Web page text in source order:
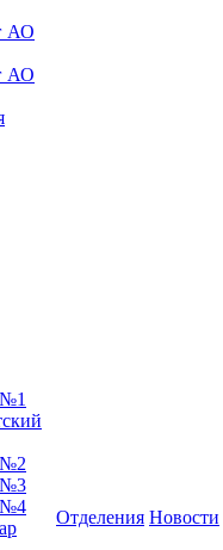
АО
АО
№2
№3
№4
Отделения Новости